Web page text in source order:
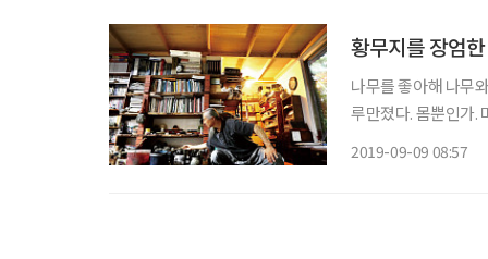
황무지를 장엄
나무를 좋아해 나무
루만졌다. 몸뿐인가.
2019-09-09 08:57